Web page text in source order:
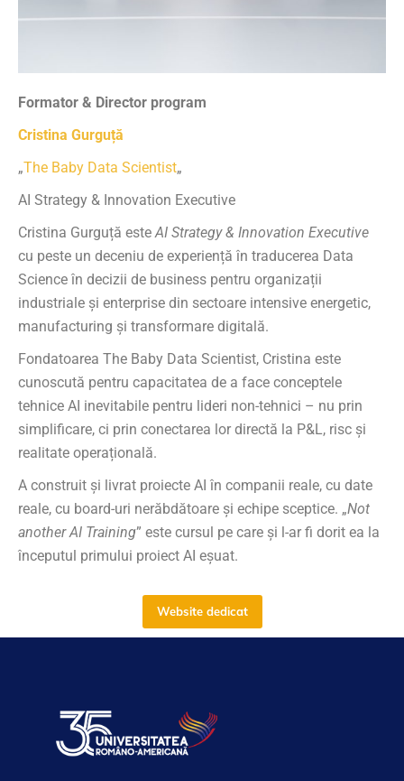
Formator & Director program
Cristina Gurguță
„The Baby Data Scientist„
AI Strategy & Innovation Executive
Cristina Gurguță este AI Strategy & Innovation Executive
cu peste un deceniu de experiență în traducerea Data
Science în decizii de business pentru organizații
industriale și enterprise din sectoare intensive energetic,
manufacturing și transformare digitală.
Fondatoarea The Baby Data Scientist, Cristina este
cunoscută pentru capacitatea de a face conceptele
tehnice AI inevitabile pentru lideri non-tehnici – nu prin
simplificare, ci prin conectarea lor directă la P&L, risc și
realitate operațională.
A construit și livrat proiecte AI în companii reale, cu date
reale, cu board-uri nerăbdătoare și echipe sceptice. „Not
another AI Training” este cursul pe care și l-ar fi dorit ea la
începutul primului proiect AI eșuat.
Website dedicat